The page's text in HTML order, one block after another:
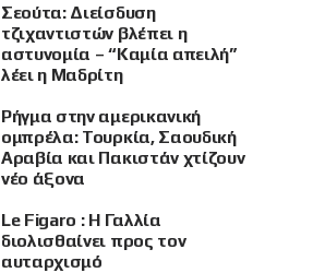
Σεούτα: Διείσδυση
τζιχαντιστών βλέπει η
αστυνομία – “Καμία απειλή”
λέει η Μαδρίτη
Ρήγμα στην αμερικανική
ομπρέλα: Τουρκία, Σαουδική
Αραβία και Πακιστάν χτίζουν
νέο άξονα
Le Figaro : Η Γαλλία
διολισθαίνει προς τον
αυταρχισμό